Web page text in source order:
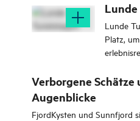
Lunde
Platz,
Verborgene Schätze
Augenblicke
FjordKysten und Sunnfjord